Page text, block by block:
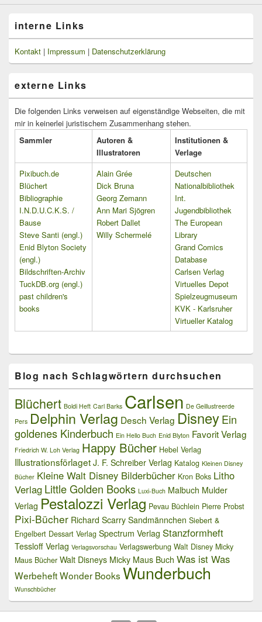
interne Links
Kontakt | Impressum | Datenschutzerklärung
externe Links
Die folgenden Links verweisen auf eigenständige Webseiten, die mit
mir in keinerlei juristischem Zusammenhang stehen.
Sammler
Autoren &
Illustratoren
Institutionen &
Verlage
Pixibuch.de
Blüchert
Bibliographie
I.N.D.U.C.K.S. /
Bause
Steve Santi (engl.)
Enid Blyton Society
(engl.)
Bildschriften-Archiv
TuckDB.org (engl.)
past children's
books
Alain Grée
Dick Bruna
Georg Zemann
Ann Mari Sjögren
Robert Dallet
Willy Schermelé
Deutschen
Nationalbibliothek
Int.
Jugendbibliothek
The European
Library
Grand Comics
Database
Carlsen Verlag
Virtuelles Depot
Spielzeugmuseum
KVK - Karlsruher
Virtueller Katalog
Blog nach Schlagwörtern durchsuchen
Blüchert Boldi Heft Carl Barks Carlsen De Geillustreerde
Pers Delphin Verlag Desch Verlag DisneyEin
goldenes Kinderbuch Ein Hello Buch Enid Blyton Favorit Verlag
Friedrich W. Loh Verlag Happy Bücher Hebel Verlag
Illustrationsförlaget J. F. Schreiber Verlag Katalog Kleinen Disney
Bücher Kleine Walt Disney Bilderbücher Kron Boks Litho
Verlag Little Golden Books Luxi-Buch Malbuch Mulder
Verlag Pestalozzi Verlag Pevau Büchlein Pierre Probst
Pixi-Bücher Richard Scarry Sandmännchen Siebert &
Engelbert Dessart Verlag Spectrum Verlag Stanzformheft
Tessloff Verlag Verlagsvorschau Verlagswerbung Walt Disney Micky
Maus Bücher Walt Disneys Micky Maus Buch Was ist Was
WerbeheftWonder Books Wunderbuch
Wunschbücher